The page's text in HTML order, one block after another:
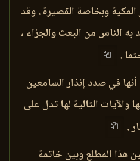
وبخاصة القصيرة . وقد
الناس من البعث والجزاء ،
.
في صدد إنذار السامعين
التالية لها تدل على
.
المطلع وبين خاتمة